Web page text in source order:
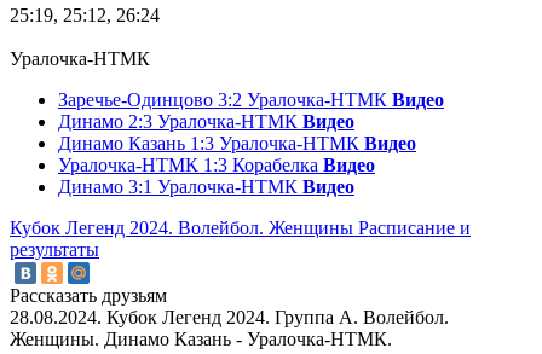
25:19, 25:12, 26:24
Уралочка-НТМК
Заречье-Одинцово 3:2 Уралочка-НТМК Видео
Динамо 2:3 Уралочка-НТМК Видео
Динамо Казань 1:3 Уралочка-НТМК Видео
Уралочка-НТМК 1:3 Корабелка Видео
Динамо 3:1 Уралочка-НТМК Видео
Кубок Легенд 2024. Волейбол. Женщины Расписание и
результаты
Рассказать друзьям
28.08.2024. Кубок Легенд 2024. Группа А. Волейбол.
Женщины. Динамо Казань - Уралочка-НТМК.